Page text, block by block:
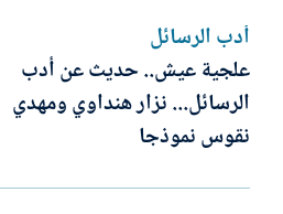
أدب الرسائل
علجية عيش.. حديث عن أدب
الرسائل... نزار هنداوي ومهدي
نقوس نموذجا